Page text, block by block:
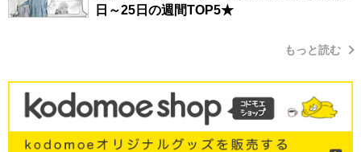
日～25日の週間TOP5★
もっと読む